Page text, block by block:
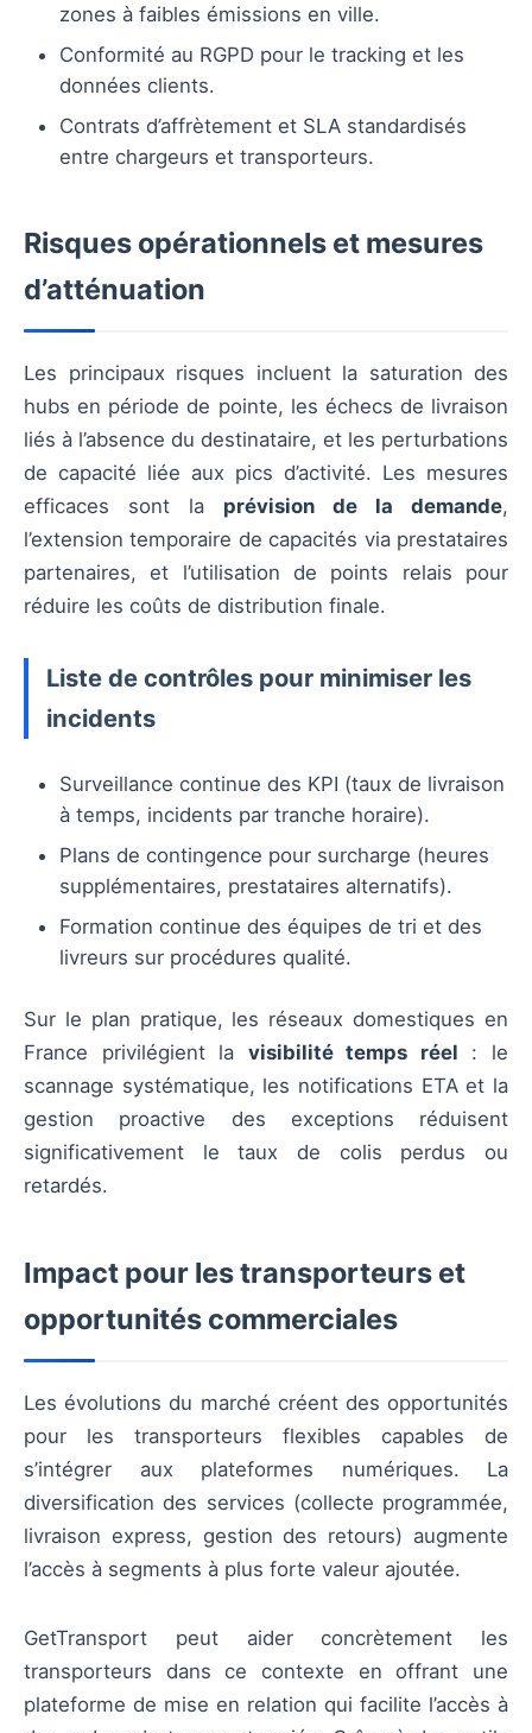
zones à faibles émissions en ville.
Conformité au RGPD pour le tracking et les
données clients.
Contrats d’affrètement et SLA standardisés
entre chargeurs et transporteurs.
Risques opérationnels et mesures
d’atténuation
Les principaux risques incluent la saturation des
hubs en période de pointe, les échecs de livraison
liés à l’absence du destinataire, et les perturbations
de capacité liée aux pics d’activité. Les mesures
efficaces sont la prévision de la demande,
l’extension temporaire de capacités via prestataires
partenaires, et l’utilisation de points relais pour
réduire les coûts de distribution finale.
Liste de contrôles pour minimiser les
incidents
Surveillance continue des KPI (taux de livraison
à temps, incidents par tranche horaire).
Plans de contingence pour surcharge (heures
supplémentaires, prestataires alternatifs).
Formation continue des équipes de tri et des
livreurs sur procédures qualité.
Sur le plan pratique, les réseaux domestiques en
France privilégient la visibilité temps réel : le
scannage systématique, les notifications ETA et la
gestion proactive des exceptions réduisent
significativement le taux de colis perdus ou
retardés.
Impact pour les transporteurs et
opportunités commerciales
Les évolutions du marché créent des opportunités
pour les transporteurs flexibles capables de
s’intégrer aux plateformes numériques. La
diversification des services (collecte programmée,
livraison express, gestion des retours) augmente
l’accès à segments à plus forte valeur ajoutée.
GetTransport peut aider concrètement les
transporteurs dans ce contexte en offrant une
plateforme de mise en relation qui facilite l’accès à